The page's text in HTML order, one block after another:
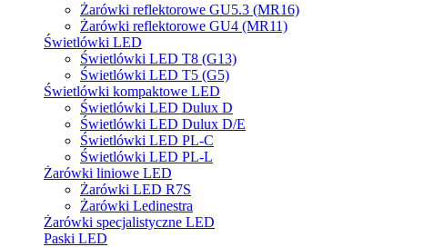
Żarówki reflektorowe GU5.3 (MR16)
Żarówki reflektorowe GU4 (MR11)
Świetlówki LED
Świetlówki LED T8 (G13)
Świetlówki LED T5 (G5)
Świetlówki kompaktowe LED
Świetlówki LED Dulux D
Świetlówki LED Dulux D/E
Świetlówki LED PL-C
Świetlówki LED PL-L
Żarówki liniowe LED
Żarówki LED R7S
Żarówki Ledinestra
Żarówki specjalistyczne LED
Paski LED